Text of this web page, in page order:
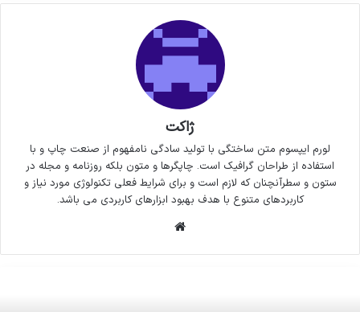
ژاکت
لورم ایپسوم متن ساختگی با تولید سادگی نامفهوم از صنعت چاپ و با
استفاده از طراحان گرافیک است. چاپگرها و متون بلکه روزنامه و مجله در
ستون و سطرآنچنان که لازم است و برای شرایط فعلی تکنولوژی مورد نیاز و
کاربردهای متنوع با هدف بهبود ابزارهای کاربردی می باشد.